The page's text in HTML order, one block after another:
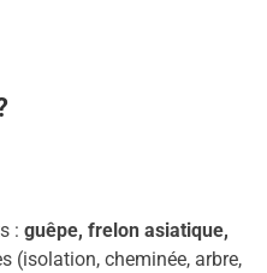
: guêpe, frelon asiatique,
(isolation, cheminée, arbre,